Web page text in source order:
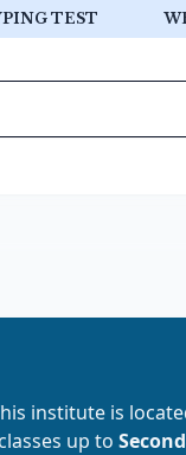
TEST
institute is
up to